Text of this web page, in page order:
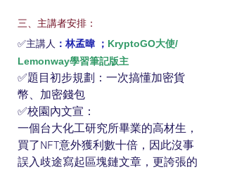
三、主講者安排：
✅主講人 ：林孟暐 ； KryptoGO大使/
Lemonway學習筆記版主
✅題目初步規劃：一次搞懂加密貨
幣、加密錢包
✅校園內文宣：
一個台大化工研究所畢業的高材生，
買了NFT意外獲利數十倍，因此沒事
誤入歧途寫起區塊鏈文章，更誇張的